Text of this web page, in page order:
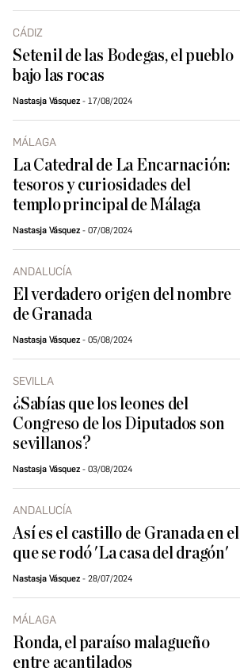
CÁDIZ
Setenil de las Bodegas, el pueblo
bajo las rocas
Nastasja Vásquez 17/08/2024
MÁLAGA
La Catedral de La Encarnación:
tesoros y curiosidades del
templo principal de Málaga
Nastasja Vásquez 07/08/2024
ANDALUCÍA
El verdadero origen del nombre
de Granada
Nastasja Vásquez 05/08/2024
SEVILLA
¿Sabías que los leones del
Congreso de los Diputados son
sevillanos?
Nastasja Vásquez 03/08/2024
ANDALUCÍA
Así es el castillo de Granada en el
que se rodó 'La casa del dragón'
Nastasja Vásquez 28/07/2024
MÁLAGA
Ronda, el paraíso malagueño
entre acantilados